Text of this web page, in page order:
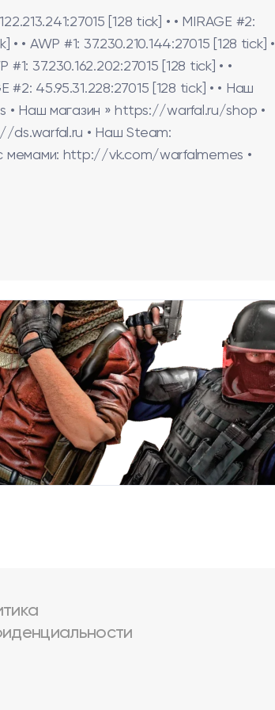
[128 tick] • • MIRAGE #2:
• • AWP #1: 37.230.210.144:27015 [128 tick] •
#1: 37.230.162.202:27015 [128 tick] • •
#2: 45.95.31.228:27015 [128 tick] • • Наш
• Наш магазин » https://warfal.ru/shop •
ds.warfal.ru • Наш Steam:
мемами: http://vk.com/warfalmemes •